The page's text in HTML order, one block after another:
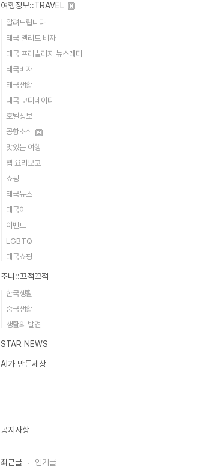
여행정보::TRAVEL
알려드립니다
태국 엘리트 비자
태국 프리빌리지 뉴스레터
태국비자
태국생활
태국 코디네이터
호텔정보
공항소식
맛있는 여행
젭 요리보고
쇼핑
태국뉴스
태국어
이벤트
LGBTQ
태국쇼핑
조니::끄적끄적
한국생활
중국생활
생활의 발견
STAR NEWS
AI가 만든세상
공지사항
최근글 인기글